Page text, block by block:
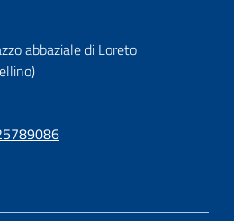
abbaziale di Loreto